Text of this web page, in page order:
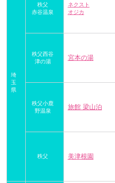
埼
玉
県
秩父
赤谷温泉
ネクスト
オジカ
秩父西谷
津の湯
宮本の湯
秩父小鹿
野温泉
旅館 梁山泊
秩父 美津根園